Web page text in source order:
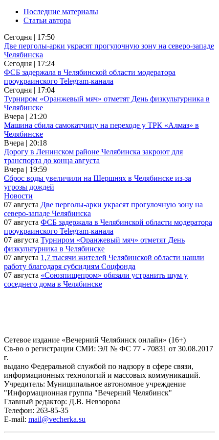
Последние материалы
Статьи автора
Сегодня | 17:50
Две перголы-арки украсят прогулочную зону на северо-западе
Челябинска
Сегодня | 17:24
ФСБ задержала в Челябинской области модератора
проукраинского Telegram-канала
Сегодня | 17:04
Турниром «Оранжевый мяч» отметят День физкультурника в
Челябинске
Вчера | 21:20
Машина сбила самокатчицу на переходе у ТРК «Алмаз» в
Челябинске
Вчера | 20:18
Дорогу в Ленинском районе Челябинска закроют для
транспорта до конца августа
Вчера | 19:59
Сброс воды увеличили на Шершнях в Челябинске из-за
угрозы дождей
Новости
07 августа Две перголы-арки украсят прогулочную зону на
северо-западе Челябинска
07 августа ФСБ задержала в Челябинской области модератора
проукраинского Telegram-канала
07 августа Турниром «Оранжевый мяч» отметят День
физкультурника в Челябинске
07 августа 1,7 тысячи жителей Челябинской области нашли
работу благодаря субсидиям Соцфонда
07 августа «Союзпищепром» обязали устранить шум у
соседнего дома в Челябинске
Сетевое издание «Вечерний Челябинск онлайн» (16+)
Cв-во о регистрации СМИ: ЭЛ № ФС 77 - 70831 от 30.08.2017
г.
выдано Федеральной службой по надзору в сфере связи,
информационных технологий и массовых коммуникаций.
Учредитель: Муниципальное автономное учреждение
"Информационная группа "Вечерний Челябинск"
Главный редактор: Д.В. Невзорова
Телефон: 263-85-35
E-mail: mail@vecherka.su